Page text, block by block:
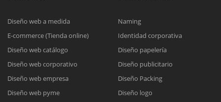
Diseño web a medida
E-commerce (Tienda online)
Diseño web catálogo
Diseño web corporativo
Diseño web empresa
Diseño web pyme
Naming
Identidad corporativa
Diseño papelería
Diseño publicitario
Diseño Packing
Diseño logo